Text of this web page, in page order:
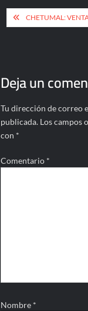
Navegación
de
CHETUMAL:
Deja un
Tu dirección de correo
publicada. Los campos
con *
Comentario *
Nombre *